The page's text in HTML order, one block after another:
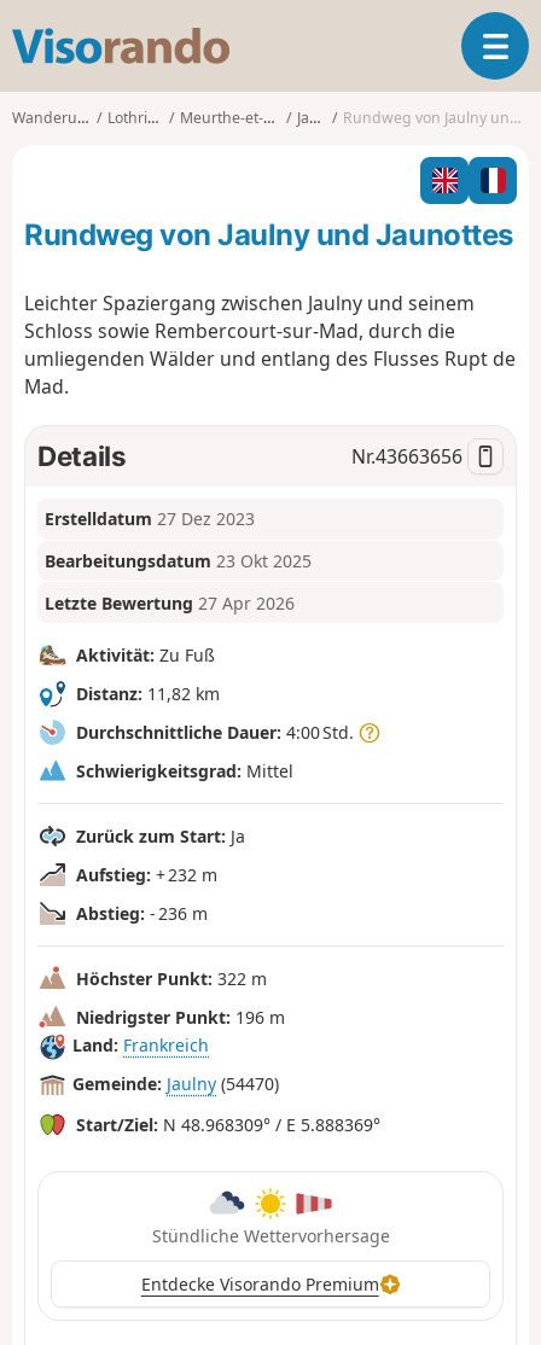
s
o
o
T
o
l
n
a
t
n
Wanderungen Lothringen Meurthe-et-Moselle Jaulny Rundweg von Jaulny und Jaunottes
Rundweg von Jaulny und Jaunottes
Leichter Spaziergang zwischen Jaulny und seinem
Schloss sowie Rembercourt-sur-Mad, durch die
umliegenden Wälder und entlang des Flusses Rupt de
Mad.
Details Nr.43663656
Erstelldatum 27 Dez 2023
Bearbeitungsdatum 23 Okt 2025
Letzte Bewertung 27 Apr 2026
Aktivität: Zu Fuß
Distanz: 11,82 km
Durchschnittliche Dauer: 4:00 Std.
Schwierigkeitsgrad: Mittel
Zurück zum Start: Ja
Aufstieg: + 232 m
Abstieg: - 236 m
Höchster Punkt: 322 m
Niedrigster Punkt: 196 m
Land: Frankreich
Gemeinde: Jaulny (54470)
Start/Ziel: N 48.968309° / E 5.888369°
Stündliche Wettervorhersage
Entdecke Visorando Premium